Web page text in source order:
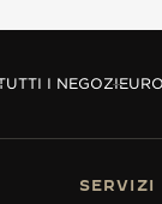
SHOW
I NEGOZI
SERVIZI